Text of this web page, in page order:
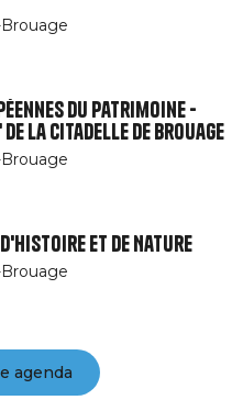
du Patrimoine -
la citadelle de Brouage
et de Nature
agenda